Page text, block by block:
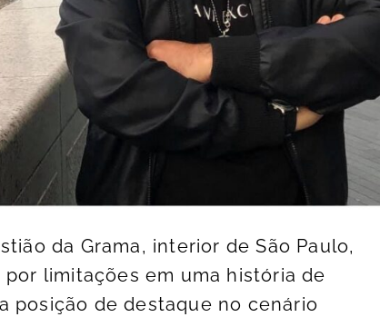
da Grama, interior de São Paulo,
limitações em uma história de
posição de destaque no cenário